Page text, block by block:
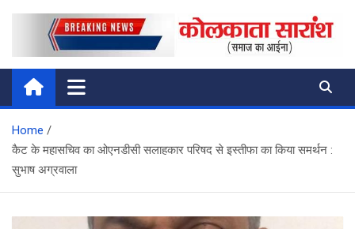
Kolkata Saransh News
समाज का आईना
Home
कैट के महासचिव का ओएनडीसी सलाहकार परिषद से इस्तीफा का किया समर्थन :
सुभाष अग्रवाला